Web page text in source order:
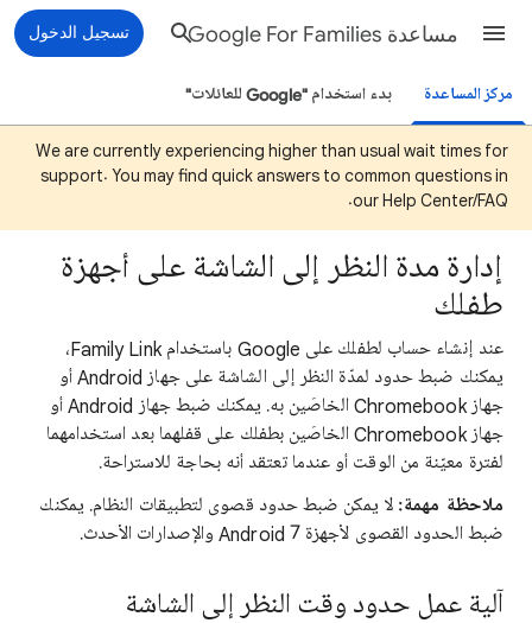
مساعدة Google For Families تسجيل الدخول
مركز المساعدة بدء استخدام "Google للعائلات"
We are currently experiencing higher than usual wait times for
support. You may find quick answers to common questions in
our Help Center/FAQ.
إدارة مدة النظر إلى الشاشة على أجهزة
طفلك
عند إنشاء حساب لطفلك على Google باستخدام Family Link،
يمكنك ضبط حدود لمدّة النظر إلى الشاشة على جهاز Android أو
جهاز Chromebook الخاصَين به. يمكنك ضبط جهاز Android أو
جهاز Chromebook الخاصَين بطفلك على قفلهما بعد استخدامهما
لفترة معيّنة من الوقت أو عندما تعتقد أنه بحاجة للاستراحة.
ملاحظة مهمة: لا يمكن ضبط حدود قصوى لتطبيقات النظام. يمكنك
ضبط الحدود القصوى لأجهزة Android 7 والإصدارات الأحدث.
آلية عمل حدود وقت النظر إلى الشاشة